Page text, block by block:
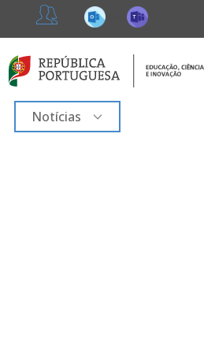
Professores
365
Notícias